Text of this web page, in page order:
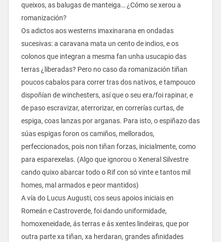
queixos, as balugas de manteiga… ¿Cómo se xerou a
romanización?
Os adictos aos westerns imaxinarana en ondadas
sucesivas: a caravana mata un cento de indios, e os
colonos que integran a mesma fan unha usucapio das
terras ¿liberadas? Pero no caso da romanización tiñan
poucos cabalos para correr tras dos nativos, e tampouco
dispoñían de winchesters, así que o seu era/foi rapinar, e
de paso escravizar, aterrorizar, en correrías curtas, de
espiga, coas lanzas por arganas. Para isto, o espiñazo das
súas espigas foron os camiños, mellorados,
perfeccionados, pois non tiñan forzas, inicialmente, como
para esparexelas. (Algo que ignorou o Xeneral Silvestre
cando quixo abarcar todo o Rif con só vinte e tantos mil
homes, mal armados e peor mantidos)
A vía do Lucus Augusti, cos seus apoios iniciais en
Romeán e Castroverde, foi dando uniformidade,
homoxeneidade, ás terras e ás xentes lindeiras, que por
outra parte xa tiñan, xa herdaran, grandes afinidades